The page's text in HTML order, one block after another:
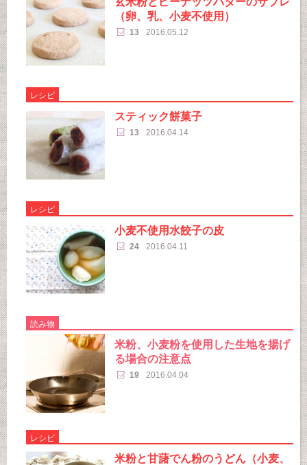
（卵、乳、小麦不使用）
13 2016.05.12
レシピ
スティック餅菓子
13 2016.04.14
レシピ
小麦不使用水餃子の皮
24 2016.04.11
読み物
米粉、小麦粉を使用した生地を揚げ
る場合の注意点
19 2016.04.04
レシピ
米粉と甘藷でん粉のうどん（小麦、